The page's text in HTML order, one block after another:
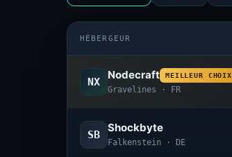
HÉBERGEUR
NX
Nodecraft MEILLEUR CHOIX
Gravelines · FR
SB
Shockbyte
Falkenstein · DE